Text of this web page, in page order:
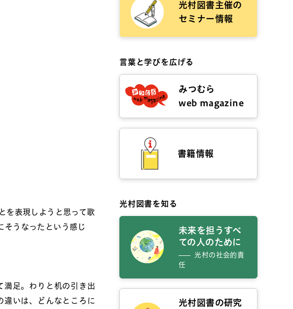
を表現しようと思って歌
そうなったという感じ
満足。わりと机の引き出
違いは、どんなところに
光村図書主催の
セミナー情報
言葉と学びを広げる
みつむら
web magazine
書籍情報
光村図書を知る
未来を担うすべ
ての人のために
光村の社会的責
任
光村図書の研究